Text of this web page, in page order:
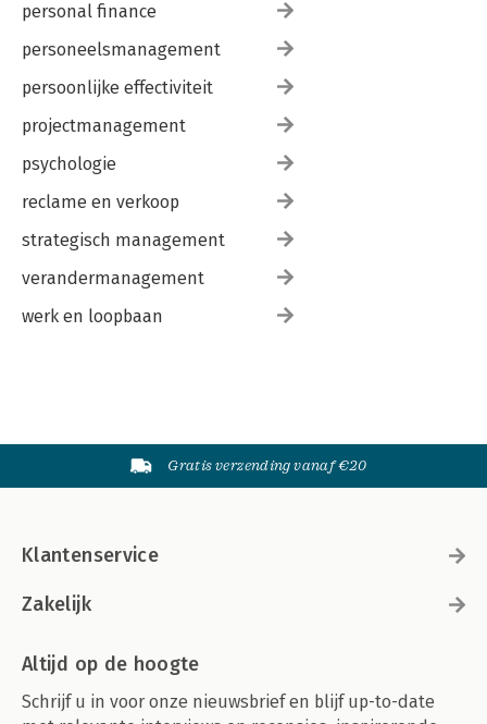
personal finance
personeelsmanagement
persoonlijke effectiviteit
projectmanagement
psychologie
reclame en verkoop
strategisch management
verandermanagement
werk en loopbaan
Gratis verzending vanaf €20
Klantenservice
Zakelijk
Altijd op de hoogte
Schrijf u in voor onze nieuwsbrief en blijf up-to-date